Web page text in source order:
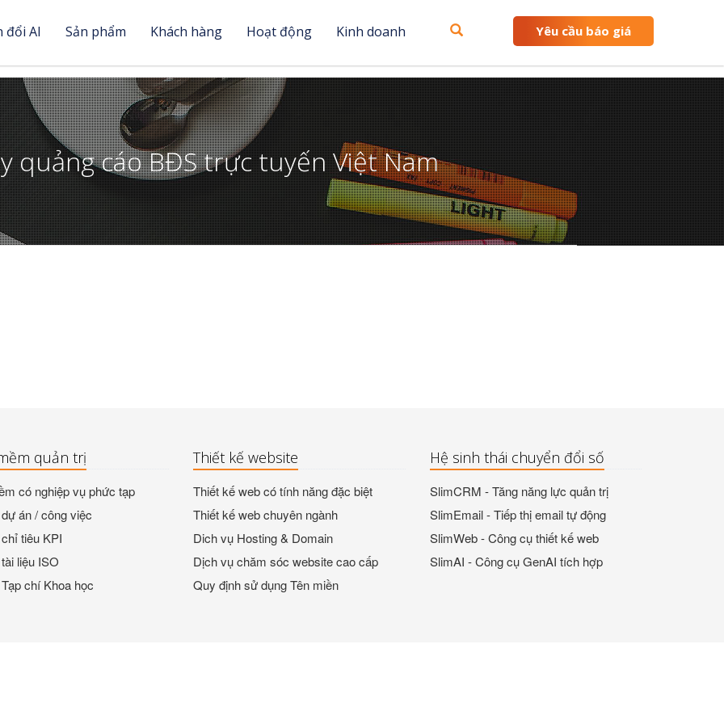
đổi AI Sản phẩm Khách hàng Hoạt động Kinh doanh Yêu cầu báo giá
quảng cáo BĐS trực tuyến Việt Nam
quản trị
có nghiệp vụ phức tạp
án / công việc
tiêu KPI
liệu ISO
chí Khoa học
Thiết kế website
Thiết kế web có tính năng đặc biệt
Thiết kế web chuyên ngành
Dich vụ Hosting & Domain
Dịch vụ chăm sóc website cao cấp
Quy định sử dụng Tên miền
Hệ sinh thái chuyển đổi số
SlimCRM - Tăng năng lực quản trị
SlimEmail - Tiếp thị email tự động
SlimWeb - Công cụ thiết kế web
SlimAI - Công cụ GenAI tích hợp